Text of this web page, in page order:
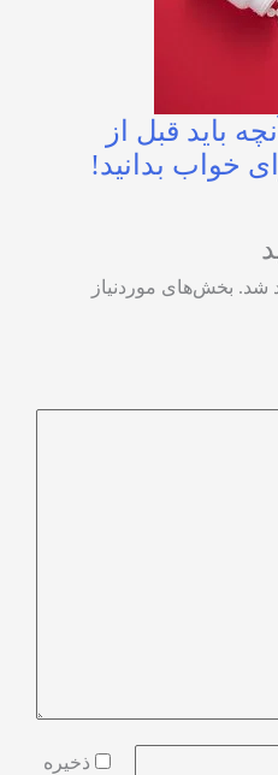
باید قبل از
خواب بدانید!
شد. بخش‌های موردنیاز
ذخیره